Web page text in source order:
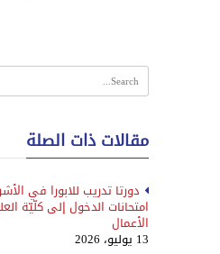
مقالات ذات الصلة
دورتا تدريب للابورا في
امتحانات الدخول إلى كلّيّة
الأعمال
13 يوليو، 2026